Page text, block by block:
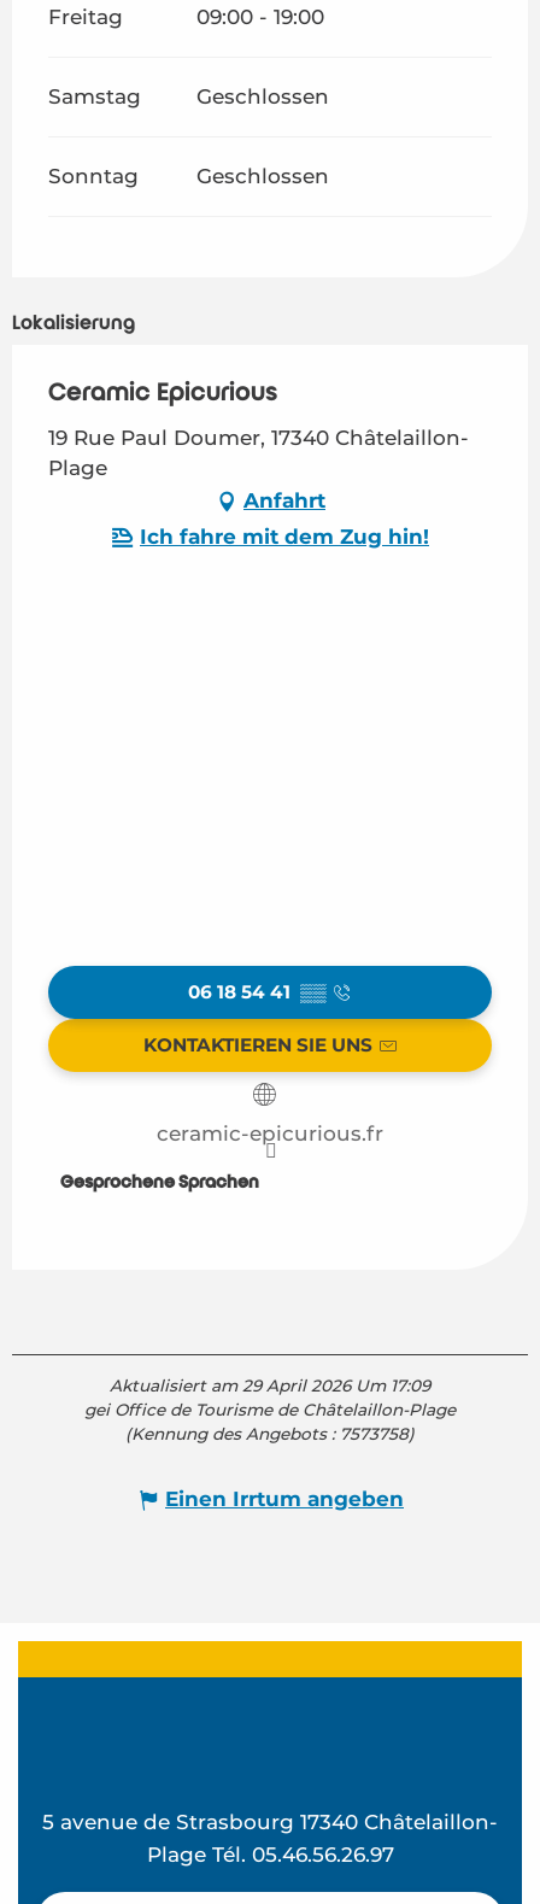
Freitag 09:00 - 19:00
Samstag Geschlossen
Sonntag Geschlossen
Lokalisierung
Ceramic Epicurious
19 Rue Paul Doumer, 17340 Châtelaillon-
Plage
Anfahrt
Ich fahre mit dem Zug hin!
06 18 54 41 ▒▒
KONTAKTIEREN SIE UNS
ceramic-epicurious.fr
Gesprochene Sprachen
Gesprochene Sprachen
Aktualisiert am 29 April 2026 Um 17:09
gei Office de Tourisme de Châtelaillon-Plage
(Kennung des Angebots : 7573758)
Einen Irrtum angeben
5 avenue de Strasbourg 17340 Châtelaillon-
Plage Tél. 05.46.56.26.97